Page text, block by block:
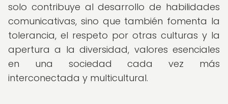
solo contribuye al desarrollo de habilidades
comunicativas, sino que también fomenta la
tolerancia, el respeto por otras culturas y la
apertura a la diversidad, valores esenciales
en una sociedad cada vez más
interconectada y multicultural.